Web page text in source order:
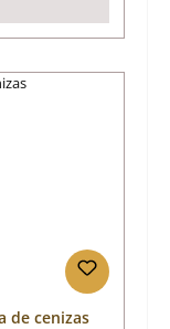
de cenizas